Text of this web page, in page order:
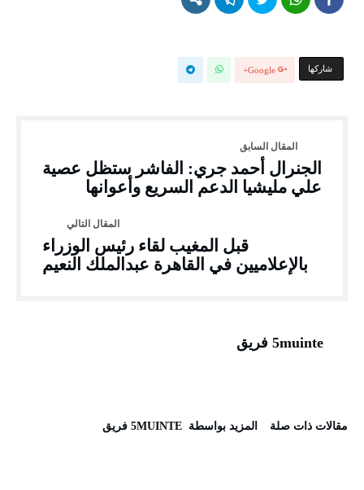
‫‫ شاركها‬ Google+
الجنرال أحمد جري: الفاشر ستظل عصية
علي مليشيا الدعم السريع وأعوانها
قبل المغيب لقاء رئيس الوزراء
بالإعلاميين في القاهرة عبدالملك النعيم
5muinte فريق
‫مقالات ذات صلة‬ ‫‫المزيد بواسطة‬ ‬ 5MUINTE فريق